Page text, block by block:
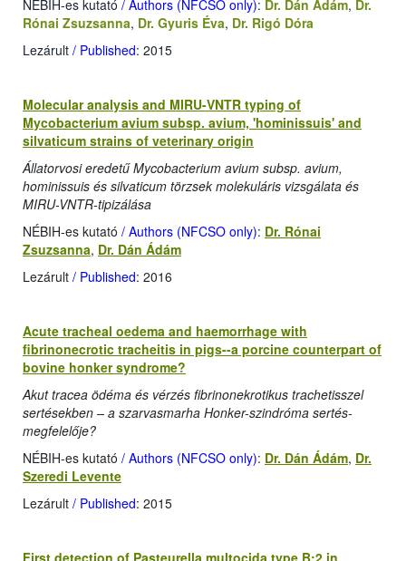
NÉBIH-es kutató / Authors (NFCSO only): Dr. Dán Ádám, Dr.
Rónai Zsuzsanna, Dr. Gyuris Éva, Dr. Rigó Dóra
Lezárult / Published: 2015
Molecular analysis and MIRU-VNTR typing of
Mycobacterium avium subsp. avium, 'hominissuis' and
silvaticum strains of veterinary origin
Állatorvosi eredetű Mycobacterium avium subsp. avium,
hominissuis és silvaticum törzsek molekuláris vizsgálata és
MIRU-VNTR-tipizálása
NÉBIH-es kutató / Authors (NFCSO only): Dr. Rónai
Zsuzsanna, Dr. Dán Ádám
Lezárult / Published: 2016
Acute tracheal oedema and haemorrhage with
fibrinonecrotic tracheitis in pigs--a porcine counterpart of
bovine honker syndrome?
Akut tracea ödéma és vérzés fibrinonekrotikus trachetisszel
sertésekben – a szarvasmarha Honker-szindróma sertés-
megfelelője?
NÉBIH-es kutató / Authors (NFCSO only): Dr. Dán Ádám, Dr.
Szeredi Levente
Lezárult / Published: 2015